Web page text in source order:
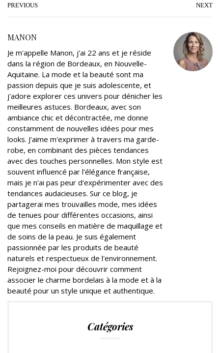
t
b
k
l
e
n
e
l
PREVIOUS NEXT
MANON
Je m'appelle Manon, j'ai 22 ans et je réside
dans la région de Bordeaux, en Nouvelle-
Aquitaine. La mode et la beauté sont ma
passion depuis que je suis adolescente, et
j'adore explorer ces univers pour dénicher les
meilleures astuces. Bordeaux, avec son
ambiance chic et décontractée, me donne
constamment de nouvelles idées pour mes
looks. J'aime m'exprimer à travers ma garde-
robe, en combinant des pièces tendances
avec des touches personnelles. Mon style est
souvent influencé par l'élégance française,
mais je n'ai pas peur d'expérimenter avec des
tendances audacieuses. Sur ce blog, je
partagerai mes trouvailles mode, mes idées
de tenues pour différentes occasions, ainsi
que mes conseils en matière de maquillage et
de soins de la peau. Je suis également
passionnée par les produits de beauté
naturels et respectueux de l'environnement.
Rejoignez-moi pour découvrir comment
associer le charme bordelais à la mode et à la
beauté pour un style unique et authentique.
Catégories